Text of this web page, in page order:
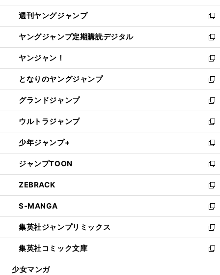
開
く
ウ
で
開
く
ン
ド
ウ
で
開
く
ウ
ィ
ン
ド
ウ
で
開
く
週刊ヤングジャンプ
新
し
い
ウ
ィ
ン
ド
ウ
で
開
く
ヤングジャンプ定期購読デジタル
新
し
い
ウ
ィ
ン
ド
ウ
で
開
く
ヤンジャン！
新
し
い
ウ
ィ
ン
ド
ウ
で
開
く
となりのヤングジャンプ
新
し
い
ウ
ィ
ン
ド
ウ
で
開
く
グランドジャンプ
新
し
い
ウ
ィ
ン
ド
ウ
で
開
く
ウルトラジャンプ
新
し
い
ウ
ィ
ン
ド
ウ
で
開
く
少年ジャンプ+
新
し
い
ウ
ィ
ン
ド
ウ
で
開
く
ジャンプTOON
新
し
い
ウ
ィ
ン
ド
ウ
で
開
ZEBRACK
新
し
い
ウ
ィ
ン
ド
ウ
S-MANGA
新
し
い
ウ
ィ
ン
集英社ジャンプリミックス
新
し
い
ウ
集英社コミック文庫
新
し
少女マンガ